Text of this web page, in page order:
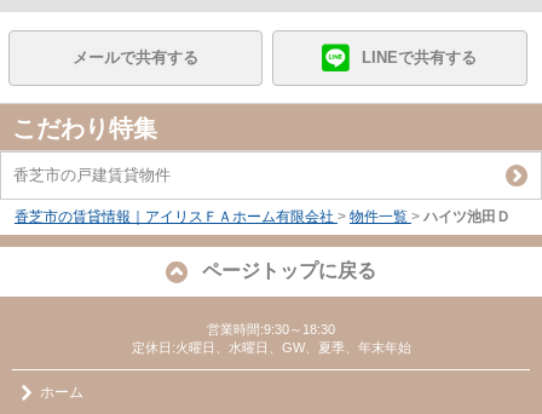
メールで共有する LINEで共有する
こだわり特集
香芝市の戸建賃貸物件
香芝市の賃貸情報｜アイリスＦＡホーム有限会社 > 物件一覧 > ハイツ池田Ｄ
ページトップに戻る
営業時間:9:30～18:30
定休日:火曜日、水曜日、GW、夏季、年末年始
ホーム